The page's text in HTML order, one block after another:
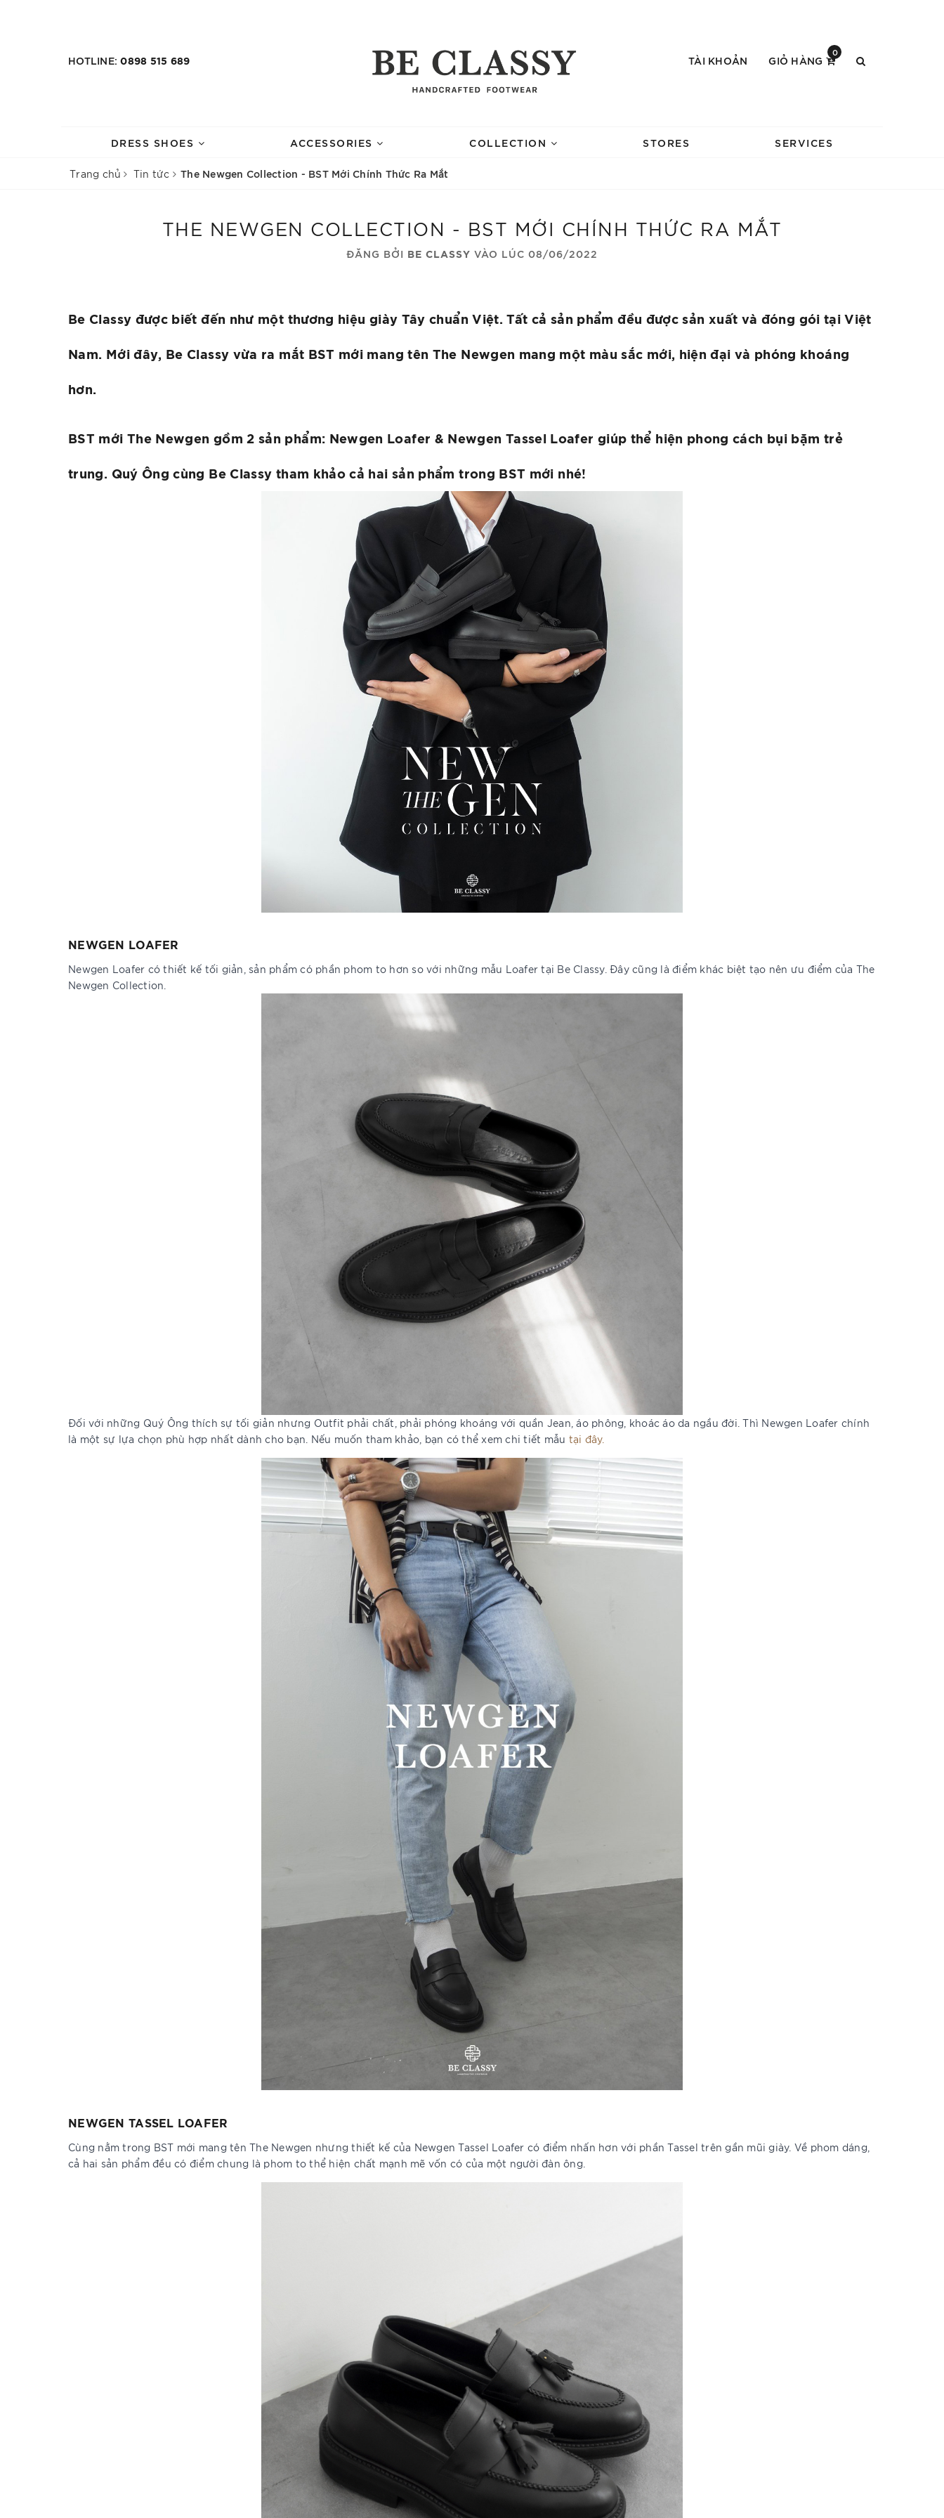
HOTLINE: 0898 515 689 TÀI KHOẢN GIỎ HÀNG
0
DRESS SHOES ACCESSORIES COLLECTION STORES SERVICES
Trang chủ Tin tức The Newgen Collection - BST Mới Chính Thức Ra Mắt
THE NEWGEN COLLECTION - BST MỚI CHÍNH THỨC RA MẮT
ĐĂNG BỞI BE CLASSY VÀO LÚC 08/06/2022
Be Classy được biết đến như một thương hiệu giày Tây chuẩn Việt. Tất cả sản phẩm đều được sản xuất và đóng gói tại Việt
Nam. Mới đây, Be Classy vừa ra mắt BST mới mang tên The Newgen mang một màu sắc mới, hiện đại và phóng khoáng
hơn.
BST mới The Newgen gồm 2 sản phẩm: Newgen Loafer & Newgen Tassel Loafer giúp thể hiện phong cách bụi bặm trẻ
trung. Quý Ông cùng Be Classy tham khảo cả hai sản phẩm trong BST mới nhé!
NEWGEN LOAFER
Newgen Loafer có thiết kế tối giản, sản phẩm có phần phom to hơn so với những mẫu Loafer tại Be Classy. Đây cũng là điểm khác biệt tạo nên ưu điểm của The
Newgen Collection.
Đối với những Quý Ông thích sự tối giản nhưng Outfit phải chất, phải phóng khoáng với quần Jean, áo phông, khoác áo da ngầu đời. Thì Newgen Loafer chính
là một sự lựa chọn phù hợp nhất dành cho bạn. Nếu muốn tham khảo, bạn có thể xem chi tiết mẫu tại đây.
NEWGEN TASSEL LOAFER
Cùng nằm trong BST mới mang tên The Newgen nhưng thiết kế của Newgen Tassel Loafer có điểm nhấn hơn với phần Tassel trên gần mũi giày. Về phom dáng,
cả hai sản phẩm đều có điểm chung là phom to thể hiện chất mạnh mẽ vốn có của một người đàn ông.